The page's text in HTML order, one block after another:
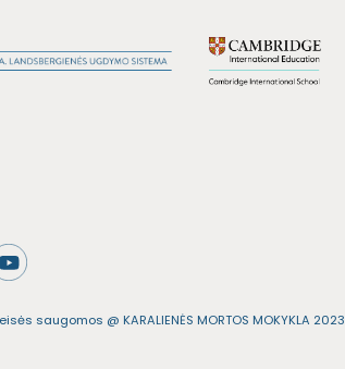
saugomos @ KARALIENĖS MORTOS MOKYKLA 2023